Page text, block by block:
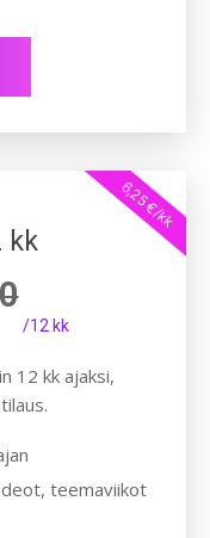
6,25 €/kk
kk
/12 kk
12 kk ajaksi,
teemaviikot